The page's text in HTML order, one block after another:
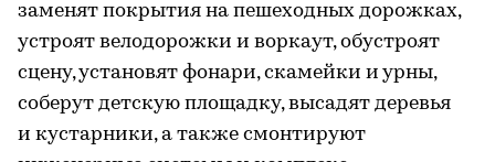
заменят покрытия на пешеходных дорожках,
устроят велодорожки и воркаут, обустроят
сцену, установят фонари, скамейки и урны,
соберут детскую площадку, высадят деревья
и кустарники, а также смонтируют